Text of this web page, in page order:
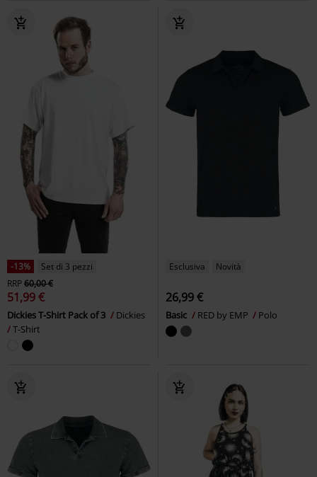
-13%
Set di 3 pezzi
RRP60,00 €
51,99 €
Dickies T-Shirt Pack of 3
Dickies
T-Shirt
Esclusiva Novità
26,99 €
Basic RED by EMP Polo